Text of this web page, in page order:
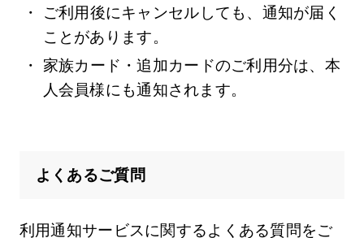
ご利用後にキャンセルしても、通知が届く
ことがあります。
家族カード・追加カードのご利用分は、本
人会員様にも通知されます。
よくあるご質問
利用通知サービスに関するよくある質問をご